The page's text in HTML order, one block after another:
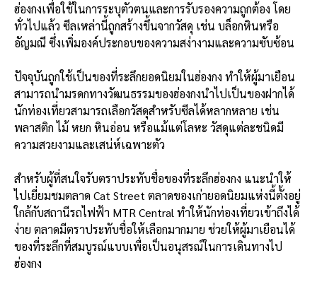
ฮ่องกงเพื่อใช้ในการระบุตัวตนและการรับรองความถูกต้อง โดย
ทั่วไปแล้ว ซีลเหล่านี้ถูกสร้างขึ้นจากวัสดุ เช่น บล็อกหินหรือ
อัญมณี ซึ่งเพิ่มองค์ประกอบของความสง่างามและความซับซ้อน
ปัจจุบันถูกใช้เป็นของที่ระลึกยอดนิยมในฮ่องกง ทำให้ผู้มาเยือน
สามารถนำมรดกทางวัฒนธรรมของฮ่องกงนำไปเป็นของฝากได้
นักท่องเที่ยวสามารถเลือกวัสดุสำหรับซีลได้หลากหลาย เช่น
พลาสติก ไม้ หยก หินอ่อน หรือแม้แต่โลหะ วัสดุแต่ละชนิดมี
ความสวยงามและเสน่ห์เฉพาะตัว
สำหรับผู้ที่สนใจรับตราประทับชื่อของที่ระลึกฮ่องกง แนะนำให้
ไปเยี่ยมชมตลาด Cat Street ตลาดของเก่ายอดนิยมแห่งนี้ตั้งอยู่
ใกล้กับสถานีรถไฟฟ้า MTR Central ทำให้นักท่องเที่ยวเข้าถึงได้
ง่าย ตลาดมีตราประทับชื่อให้เลือกมากมาย ช่วยให้ผู้มาเยือนได้
ของที่ระลึกที่สมบูรณ์แบบเพื่อเป็นอนุสรณ์ในการเดินทางไป
ฮ่องกง